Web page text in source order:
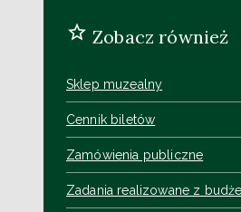
Zobacz również
Sklep muzealny
Cennik biletów
Zamówienia publiczne
Zadania realizowane z